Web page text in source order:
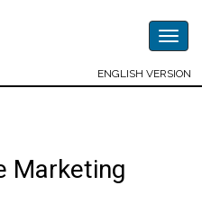
ENGLISH VERSION
Marketing